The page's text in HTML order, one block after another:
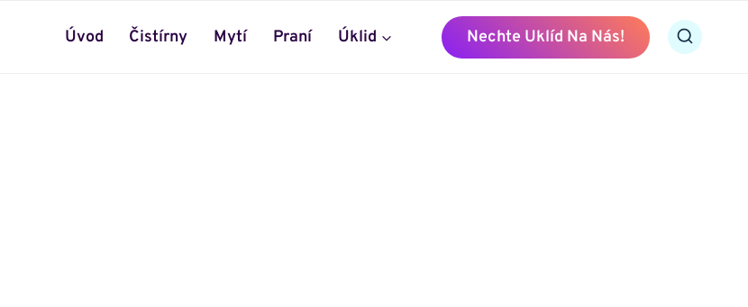
Úvod Čistírny Mytí Praní Úklid Nechte Uklíd Na Nás!